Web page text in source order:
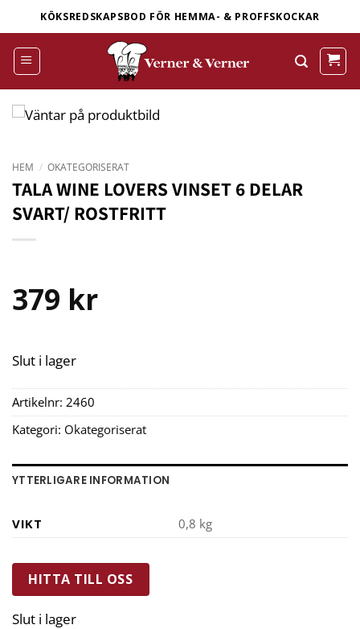
to
content
KÖKSREDSKAPSBOD FÖR HEMMA- & PROFFSKOCKAR
HEM / OKATEGORISERAT
TALA WINE LOVERS VINSET 6 DELAR
SVART/ ROSTFRITT
379 kr
Slut i lager
Artikelnr: 2460
Kategori: Okategoriserat
YTTERLIGARE INFORMATION
VIKT 0,8 kg
HITTA TILL OSS
Slut i lager